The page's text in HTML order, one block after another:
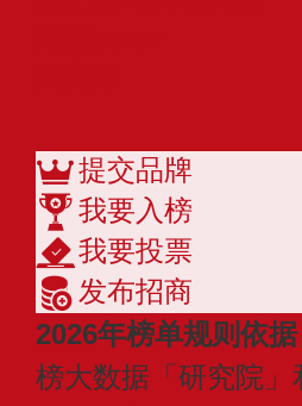
提交品牌
我要入榜
我要投票
发布招商
2026年榜单规则依据
榜大数据「研究院